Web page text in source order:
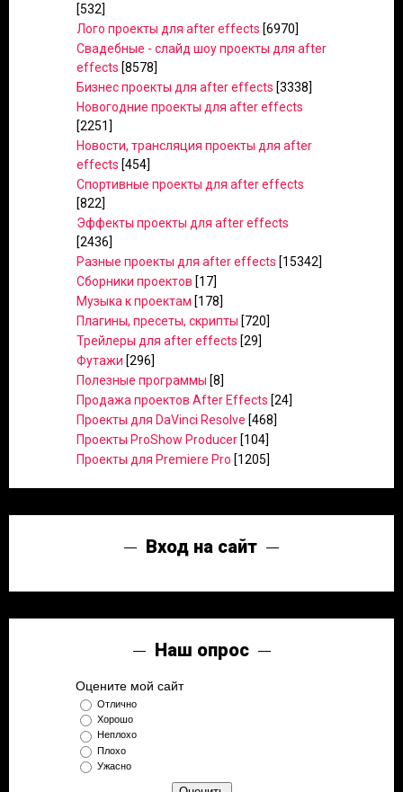
[532]
Лого проекты для after effects [6970]
Свадебные - слайд шоу проекты для after
effects [8578]
Бизнес проекты для after effects [3338]
Новогодние проекты для after effects
[2251]
Новости, трансляция проекты для after
effects [454]
Спортивные проекты для after effects
[822]
Эффекты проекты для after effects
[2436]
Разные проекты для after effects [15342]
Сборники проектов [17]
Музыка к проектам [178]
Плагины, пресеты, скрипты [720]
Трейлеры для after effects [29]
Футажи [296]
Полезные программы [8]
Продажа проектов After Effects [24]
Проекты для DaVinci Resolve [468]
Проекты ProShow Producer [104]
Проекты для Premiere Pro [1205]
Вход на сайт
Наш опрос
Оцените мой сайт
Отлично
Хорошо
Неплохо
Плохо
Ужасно